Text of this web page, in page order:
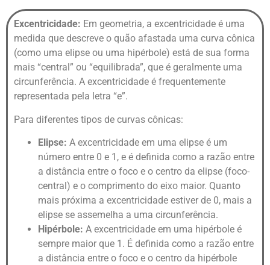
Excentricidade: Em geometria, a excentricidade é uma
medida que descreve o quão afastada uma curva cônica
(como uma elipse ou uma hipérbole) está de sua forma
mais “central” ou “equilibrada”, que é geralmente uma
circunferência. A excentricidade é frequentemente
representada pela letra “e”.
Para diferentes tipos de curvas cônicas:
Elipse: A excentricidade em uma elipse é um
número entre 0 e 1, e é definida como a razão entre
a distância entre o foco e o centro da elipse (foco-
central) e o comprimento do eixo maior. Quanto
mais próxima a excentricidade estiver de 0, mais a
elipse se assemelha a uma circunferência.
Hipérbole: A excentricidade em uma hipérbole é
sempre maior que 1. É definida como a razão entre
a distância entre o foco e o centro da hipérbole